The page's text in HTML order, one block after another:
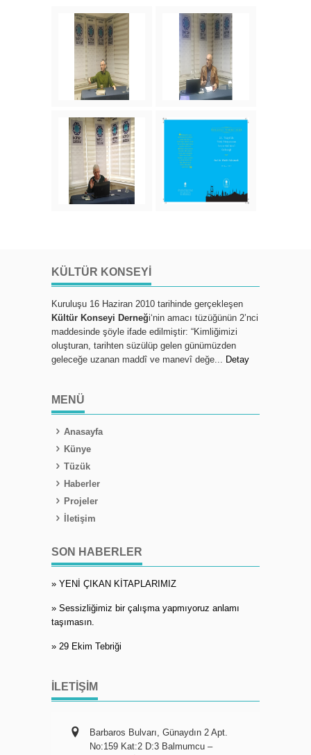
KÜLTÜR KONSEYI
Kuruluşu 16 Haziran 2010 tarihinde gerçekleşen
Kültür Konseyi Derneği‘nin amacı tüzüğünün 2’nci
maddesinde şöyle ifade edilmiştir: “Kimliğimizi
oluşturan, tarihten süzülüp gelen günümüzden
geleceğe uzanan maddî ve manevî değe... Detay
MENÜ
Anasayfa
Künye
Tüzük
Haberler
Projeler
İletişim
SON HABERLER
» YENİ ÇIKAN KİTAPLARIMIZ
» Sessizliğimiz bir çalışma yapmıyoruz anlamı
taşımasın.
» 29 Ekim Tebriği
İLETIŞIM
Barbaros Bulvarı, Günaydın 2 Apt.
No:159 Kat:2 D:3 Balmumcu –